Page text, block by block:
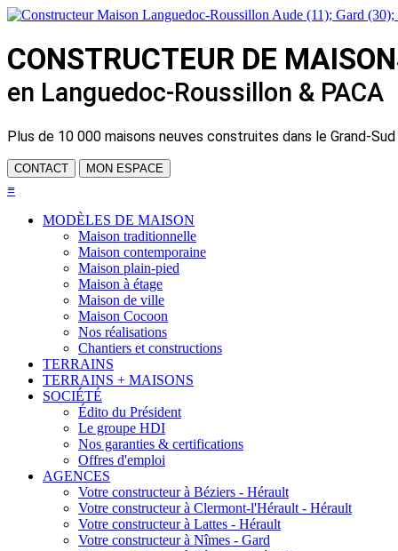
CONSTRUCTEUR DE
en Languedoc-Roussillon & PACA
Plus de 10 000 maisons neuves construites dans le Grand-Sud
CONTACT MON ESPACE
≡
MODÈLES DE MAISON
Maison traditionnelle
Maison contemporaine
Maison plain-pied
Maison à étage
Maison de ville
Maison Cocoon
Nos réalisations
Chantiers et constructions
TERRAINS
TERRAINS + MAISONS
SOCIÉTÉ
Édito du Président
Le groupe HDI
Nos garanties & certifications
Offres d'emploi
AGENCES
Votre constructeur à Béziers - Hérault
Votre constructeur à Clermont-l'Hérault - Hérault
Votre constructeur à Lattes - Hérault
Votre constructeur à Nîmes - Gard